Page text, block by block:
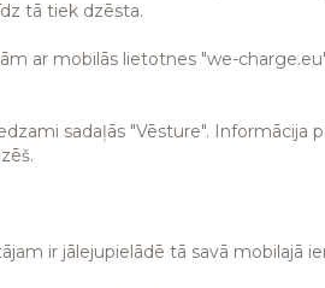
tā tiek dzēsta.
ar mobilās lietotnes "we-
sadaļās "Vēsture".
ir jālejupielādē tā savā mobilajā